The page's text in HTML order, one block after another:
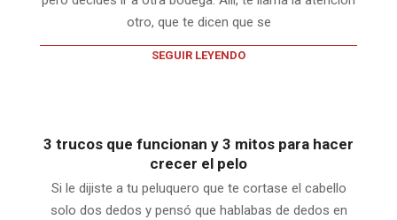
otro, que te dicen que se
SEGUIR LEYENDO
3 trucos que funcionan y 3 mitos para hacer
crecer el pelo
Si le dijiste a tu peluquero que te cortase el cabello
solo dos dedos y pensó que hablabas de dedos en